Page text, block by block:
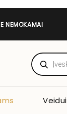
NEMOKAMAI
Products
search
Veidui